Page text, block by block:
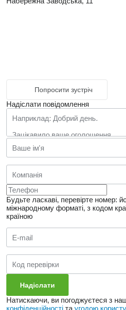
Попросити зустріч
Надіслати повідомлення
Будьте ласкаві, перевірте номер:
міжнародному форматі, з кодом
країною
Натискаючи, ви погоджуєтеся з